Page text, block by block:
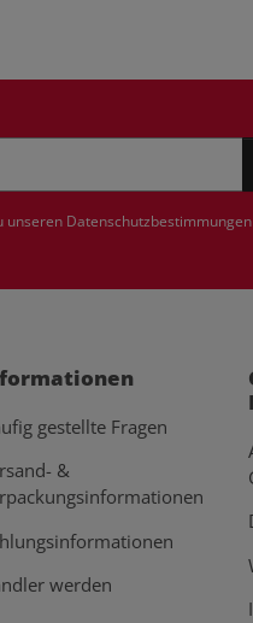
unseren Datenschutzbestimmungen
gestellte Fragen
&
werden